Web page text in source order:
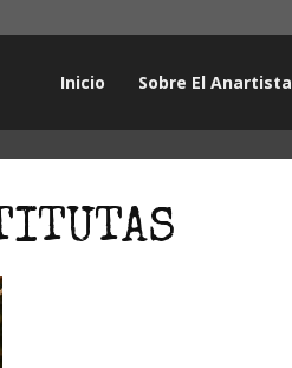
Inicio Sobre El Anartista